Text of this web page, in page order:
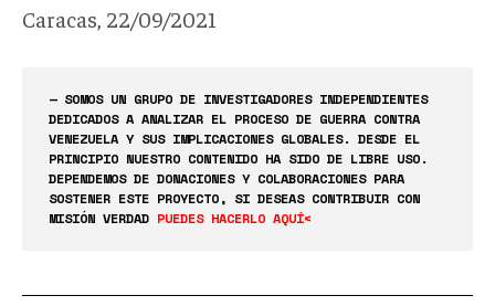
Caracas, 22/09/2021
— SOMOS UN GRUPO DE INVESTIGADORES INDEPENDIENTES
DEDICADOS A ANALIZAR EL PROCESO DE GUERRA CONTRA
VENEZUELA Y SUS IMPLICACIONES GLOBALES. DESDE EL
PRINCIPIO NUESTRO CONTENIDO HA SIDO DE LIBRE USO.
DEPENDEMOS DE DONACIONES Y COLABORACIONES PARA
SOSTENER ESTE PROYECTO, SI DESEAS CONTRIBUIR CON
MISIÓN VERDAD PUEDES HACERLO AQUÍ<